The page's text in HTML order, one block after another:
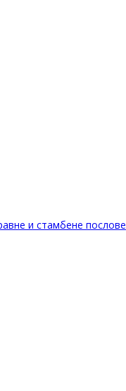
и стамбене послове